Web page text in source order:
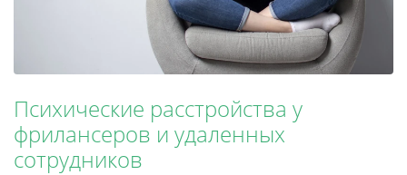
Психические расстройства у
фрилансеров и удаленных
сотрудников